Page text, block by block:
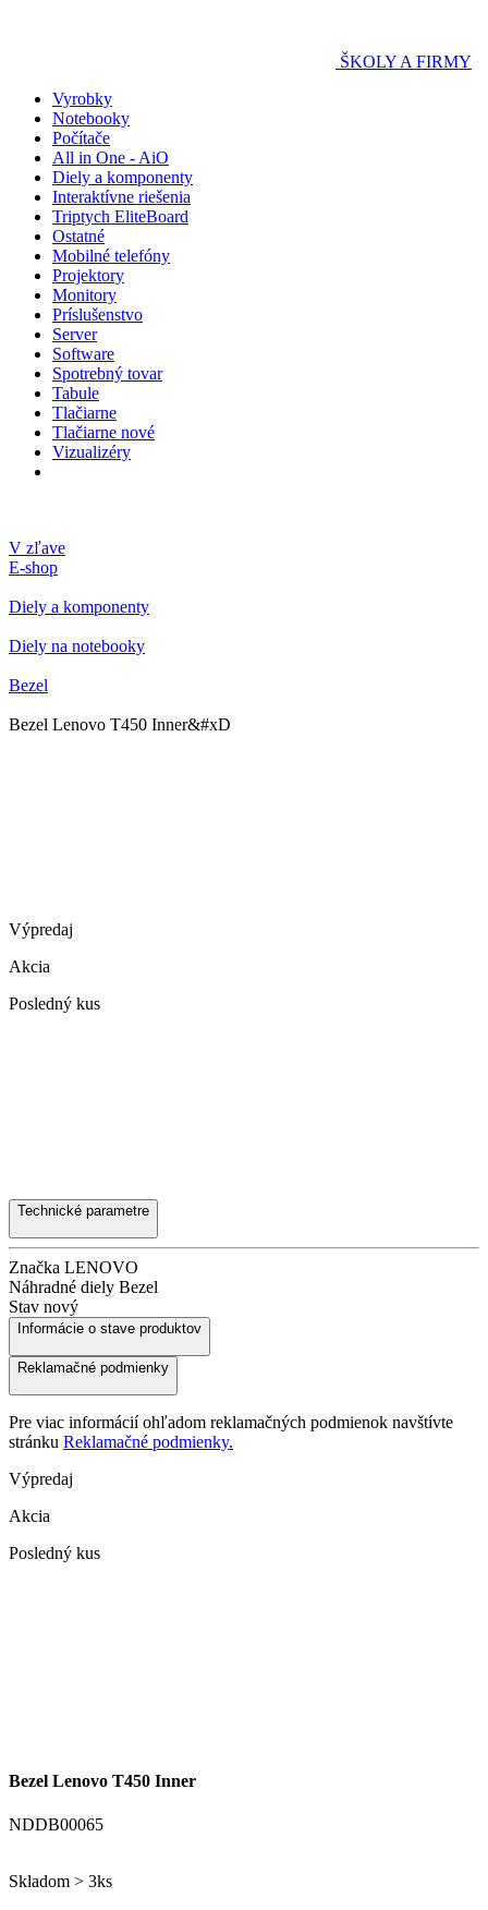
ŠKOLY A FIRMY
Vyrobky
Notebooky
Počítače
All in One - AiO
Diely a komponenty
Interaktívne riešenia
Triptych EliteBoard
Ostatné
Mobilné telefóny
Projektory
Monitory
Príslušenstvo
Server
Software
Spotrebný tovar
Tabule
Tlačiarne
Tlačiarne nové
Vizualizéry
V zľave
E-shop
Diely a komponenty
Diely na notebooky
Bezel
Bezel Lenovo T450 Inner&#xD
Výpredaj
Akcia
Posledný kus
Technické parametre
Značka LENOVO
Náhradné diely Bezel
Stav nový
Informácie o stave produktov
Reklamačné podmienky
Pre viac informácií ohľadom reklamačných podmienok navštívte
stránku Reklamačné podmienky.
Výpredaj
Akcia
Posledný kus
Bezel Lenovo T450 Inner
NDDB00065
Skladom > 3ks